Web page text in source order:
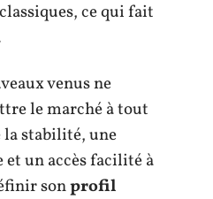
ce qui fait
venus ne
le marché à tout
stabilité, une
un accès facilité à
sonprofil